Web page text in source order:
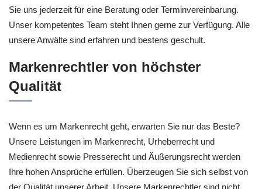
Sie uns jederzeit für eine Beratung oder Terminvereinbarung.
Unser kompetentes Team steht Ihnen gerne zur Verfügung. Alle
unsere Anwälte sind erfahren und bestens geschult.
Markenrechtler von höchster
Qualität
Wenn es um Markenrecht geht, erwarten Sie nur das Beste?
Unsere Leistungen im Markenrecht, Urheberrecht und
Medienrecht sowie Presserecht und Äußerungsrecht werden
Ihre hohen Ansprüche erfüllen. Überzeugen Sie sich selbst von